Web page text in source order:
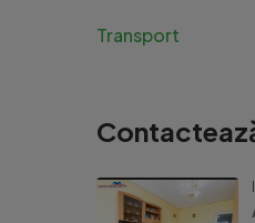
Transport